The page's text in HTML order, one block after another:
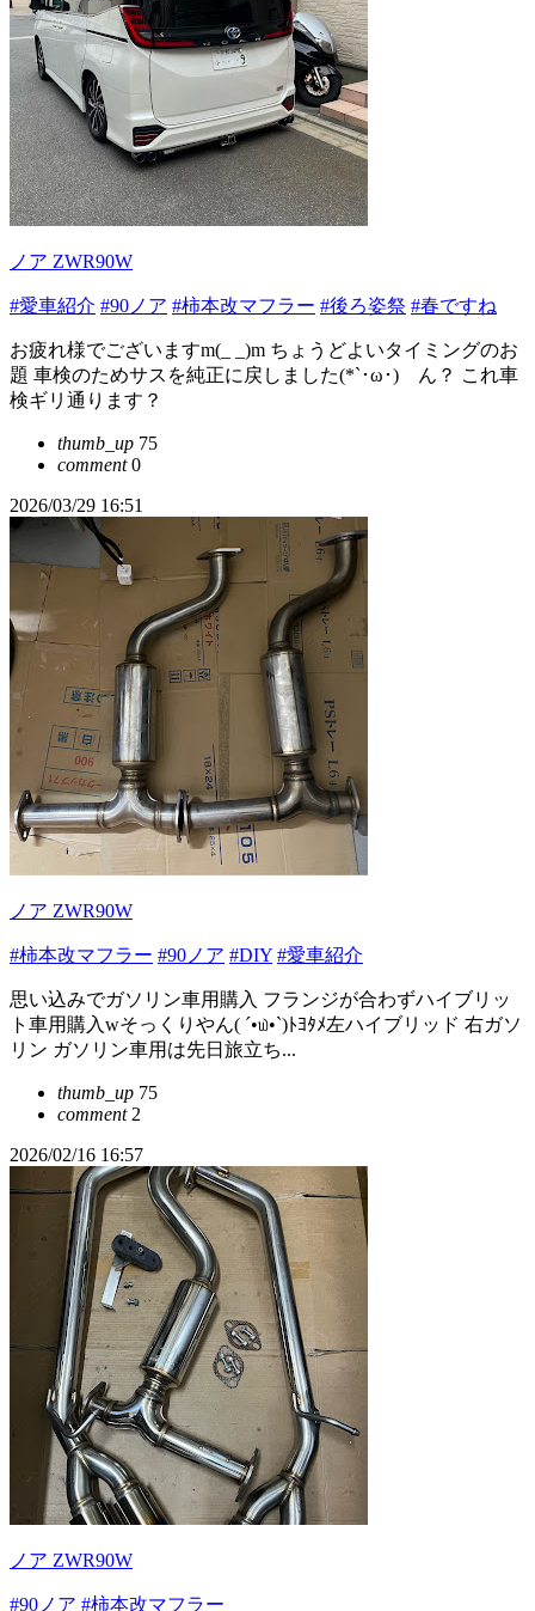
ノア ZWR90W
#愛車紹介 #90ノア #柿本改マフラー #後ろ姿祭 #春ですね
お疲れ様でございますm(_ _)m ちょうどよいタイミングのお
題 車検のためサスを純正に戻しました(*`･ω･)ゞん？ これ車
検ギリ通ります？
thumb_up 75
comment0
2026/03/29 16:51
ノア ZWR90W
#柿本改マフラー #90ノア #DIY #愛車紹介
思い込みでガソリン車用購入 フランジが合わずハイブリッ
ト車用購入wそっくりやん( ´•௰•`)ﾄﾖﾀﾒ左ハイブリッド 右ガソ
リン ガソリン車用は先日旅立ち...
thumb_up 75
comment2
2026/02/16 16:57
ノア ZWR90W
#90ノア #柿本改マフラー